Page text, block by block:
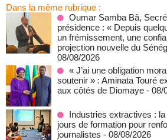
Dans la même rubrique :
Oumar Samba Bâ,
présidence : « Depuis
un frémissement, une
projection nouvelle du
08/08/2026
« J’ai une obligation
soutenir » : Aminata Touré
aux côtés de Diomaye - 08/
Industries extractives :
jours de formation pour
journalistes - 08/08/2026